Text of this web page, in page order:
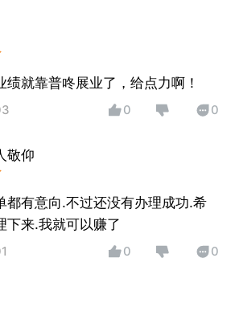
绩就靠普咚展业了，给点力啊！
0 0
敬仰
都有意向.不过还没有办理成功.希
下来.我就可以赚了
0 0